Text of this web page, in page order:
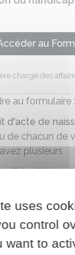
au
chargé des
au formulaire :
d'acte de
de chacun de
plusieurs
d'identité
doit
de
avis de
uses
control
want to